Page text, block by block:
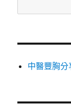
中醫豐胸分